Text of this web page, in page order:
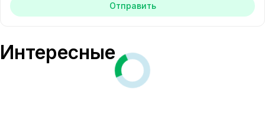
Отправить
Интересные